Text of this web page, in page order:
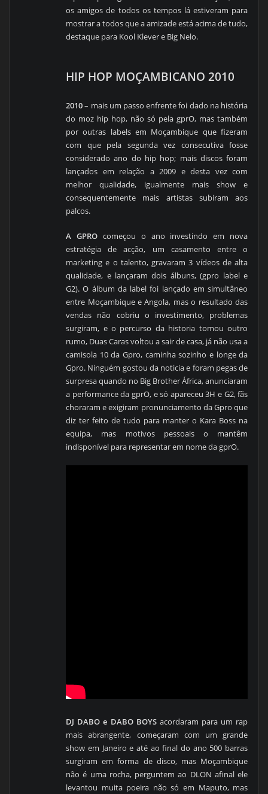
os amigos de todos os tempos lá estiveram para
mostrar a todos que a amizade está acima de tudo,
destaque para Kool Klever e Big Nelo.
HIP HOP MOÇAMBICANO 2010
2010– mais um passo enfrente foi dado na história
do moz hip hop, não só pela gprO, mas também
por outras labels em Moçambique que fizeram
com que pela segunda vez consecutiva fosse
considerado ano do hip hop; mais discos foram
lançados em relação a 2009 e desta vez com
melhor qualidade, igualmente mais show e
consequentemente mais artistas subiram aos
palcos.
A GPROcomeçou o ano investindo em nova
estratégia de acção, um casamento entre o
marketing e o talento, gravaram 3 vídeos de alta
qualidade, e lançaram dois álbuns, (gpro label e
G2). O álbum da label foi lançado em simultâneo
entre Moçambique e Angola, mas o resultado das
vendas não cobriu o investimento, problemas
surgiram, e o percurso da historia tomou outro
rumo, Duas Caras voltou a sair de casa, já não usa a
camisola 10 da Gpro, caminha sozinho e longe da
Gpro. Ninguém gostou da noticia e foram pegas de
surpresa quando no Big Brother África, anunciaram
a performance da gprO, e só apareceu 3H e G2, fãs
choraram e exigiram pronunciamento da Gpro que
diz ter feito de tudo para manter o Kara Boss na
equipa, mas motivos pessoais o mantêm
indisponível para representar em nome da gprO.
DJ DABO e DABO BOYSacordaram para um rap
mais abrangente, começaram com um grande
show em Janeiro e até ao final do ano 500 barras
surgiram em forma de disco, mas Moçambique
não é uma rocha, perguntem ao DLON afinal ele
levantou muita poeira não só em Maputo, mas